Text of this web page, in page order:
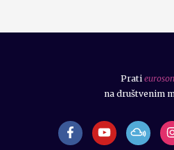
Prati
na društvenim